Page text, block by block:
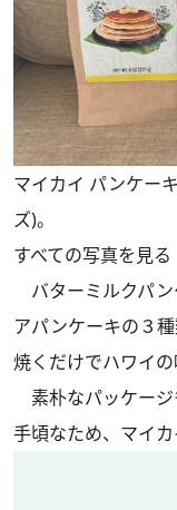
マイカイ パンケー
ズ)。
すべての写真を見る
バターミルクパン
アパンケーキの３
焼くだけでハワイの
素朴なパッケージ
手頃なため、マイカ